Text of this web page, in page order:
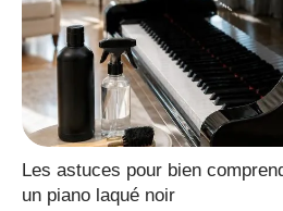
Les astuces pour bien
un piano laqué noir